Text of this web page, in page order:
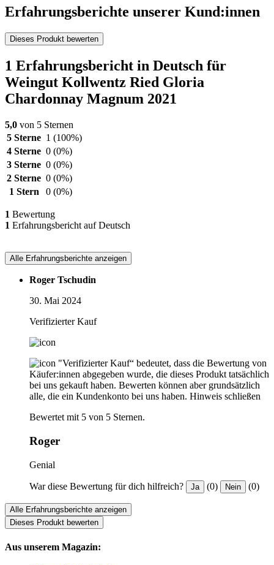
Erfahrungsberichte unserer Kund:innen
Dieses Produkt bewerten
1 Erfahrungsbericht in Deutsch für
Weingut Kollwentz Ried Gloria
Chardonnay Magnum 2021
5,0 von 5 Sternen
5 Sterne 1 (100%)
4 Sterne 0 (0%)
3 Sterne 0 (0%)
2 Sterne 0 (0%)
1 Stern
0 (0%)
1 Bewertung
1 Erfahrungsbericht auf Deutsch
Alle Erfahrungsberichte anzeigen
Roger Tschudin
30. Mai 2024
Verifizierter Kauf
"Verifizierter Kauf“ bedeutet, dass die Bewertung von
Käufer:innen abgegeben wurde, die dieses Produkt tatsächlich
bei uns gekauft haben. Bewerten können aber grundsätzlich
alle, die ein Kundenkonto bei uns haben. Hinweis schließen
Bewertet mit 5 von 5 Sternen.
Roger
Genial
War diese Bewertung für dich hilfreich? Ja (0) Nein (0)
Alle Erfahrungsberichte anzeigen
Dieses Produkt bewerten
Aus unserem Magazin: